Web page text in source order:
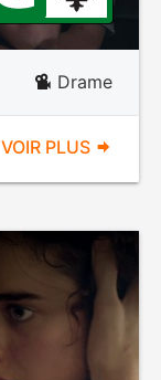
Drame
VOIR PLUS